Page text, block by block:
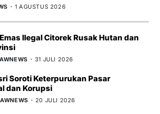
1 AGUSTUS 2026
Ilegal Citorek Rusak Hutan dan
31 JULI 2026
Soroti Keterpurukan Pasar
dan Korupsi
20 JULI 2026